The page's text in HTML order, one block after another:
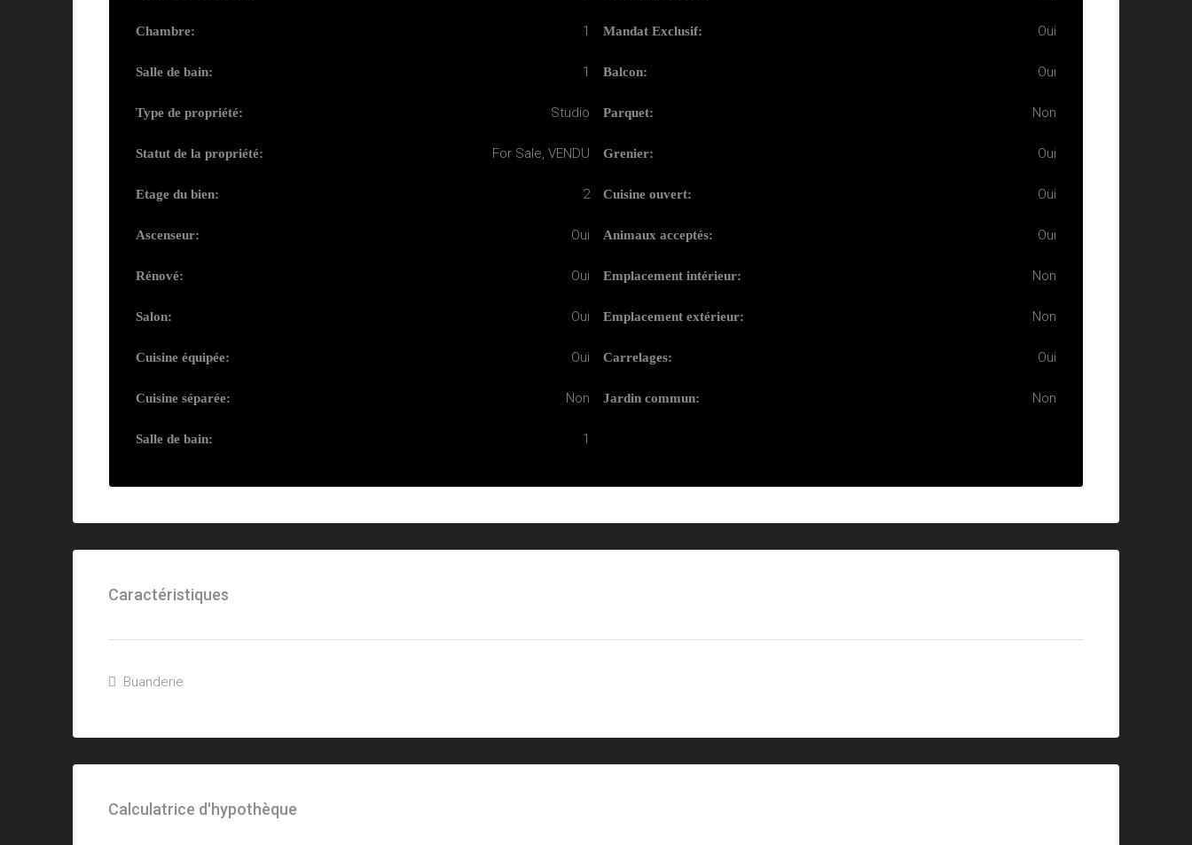
Chambre: 1
Salle de bain: 1
Type de propriété: Studio
Statut de la propriété: For Sale, VENDU
Etage du bien: 2
Ascenseur: Oui
Rénové: Oui
Salon: Oui
Cuisine équipée: Oui
Cuisine séparée: Non
Salle de bain: 1
Mandat Exclusif: Oui
Balcon: Oui
Parquet: Non
Grenier: Oui
Cuisine ouvert: Oui
Animaux acceptés: Oui
Emplacement intérieur: Non
Emplacement extérieur: Non
Carrelages: Oui
Jardin commun: Non
Caractéristiques
Buanderie
Calculatrice d'hypothèque